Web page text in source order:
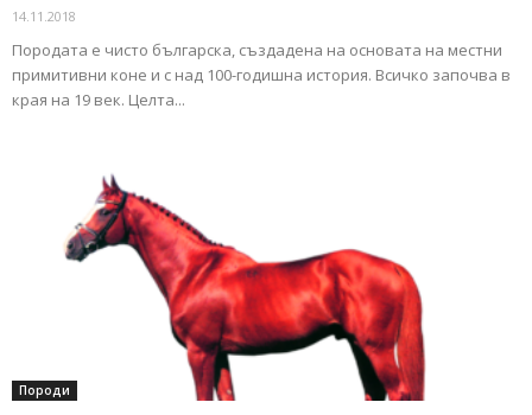
14.11.2018
Породата е чисто българска, създадена на основата на местни
примитивни коне и с над 100-годишна история. Всичко започва в
края на 19 век. Целта...
Породи